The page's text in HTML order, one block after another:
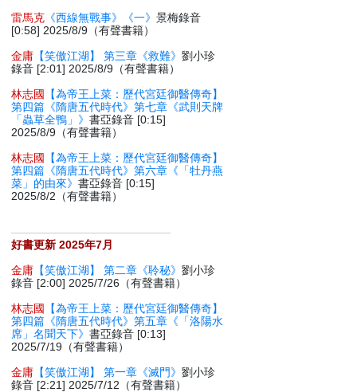
雷馬克 《西線無戰事》《一》景梅錄音
[0:58] 2025/8/9（有聲書籍）
金庸 【笑傲江湖】 第三章《救難》劉小珍
錄音 [2:01] 2025/8/9（有聲書籍）
林志國
【為帝王上菜：歷代宮廷御醫傳奇】
第四篇《隋唐五代時代》第七章《武則天牌
「蟲草全鴨」》書亞錄音 [0:15]
2025/8/9（有聲書籍）
林志國
【為帝王上菜：歷代宮廷御醫傳奇】
第四篇《隋唐五代時代》第六章《「牡丹燕
菜」的由來》書亞錄音 [0:15]
2025/8/2（有聲書籍）
好書更新 2025年7月
金庸 【笑傲江湖】 第二章《聆秘》劉小珍
錄音 [2:00] 2025/7/26（有聲書籍）
林志國
【為帝王上菜：歷代宮廷御醫傳奇】
第四篇《隋唐五代時代》第五章《「洛陽水
席」名聞天下》書亞錄音 [0:13]
2025/7/19（有聲書籍）
金庸 【笑傲江湖】 第一章《滅門》劉小珍
錄音 [2:21] 2025/7/12（有聲書籍）